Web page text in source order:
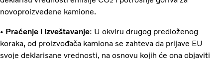
novoproizvedene kamione.
• Praćenje i izveštavanje: U okviru drugog predloženog
koraka, od proizvođača kamiona se zahteva da prijave EU
svoje deklarisane vrednosti, na osnovu kojih će ona objaviti